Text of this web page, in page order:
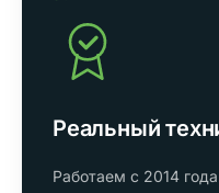
Реальный
Работаем с 2014